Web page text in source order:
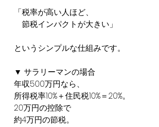
「税率が高い人ほど、
節税インパクトが大きい」
というシンプルな仕組みです。
▼ サラリーマンの場合
年収500万円なら、
所得税率10%＋住民税10%＝20%。
20万円の控除で
約4万円の節税。